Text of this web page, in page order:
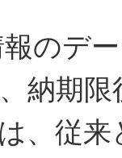
のデ
納期
、従